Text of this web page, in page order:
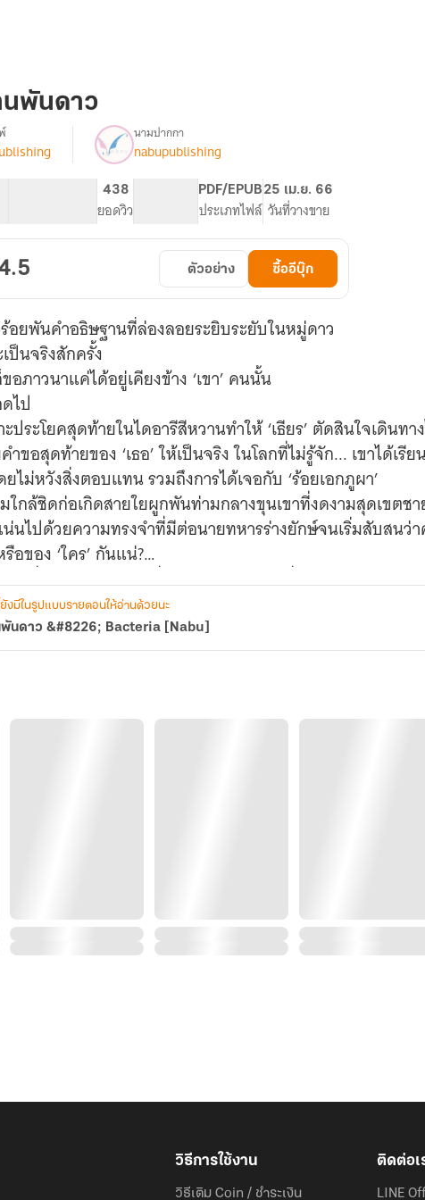
พันดาว
นามปากกา
nabupublishing
438
ยอดวิว
PDF/EPUB
ประเภทไฟล์
25 เม.ย. 66
วันที่วางขาย
ตัวอย่าง ซื้ออีบุ๊ก
อยพันคำอธิษฐานที่ล่องลอยระยิบระยับในหมู่ดาว
ป็นจริงสักครั้ง
อภาวนาแค่ได้อยู่เคียงข้าง ‘เขา’ คนนั้น
ไป
ะประโยคสุดท้ายในไดอารีสีหวานทำให้ ‘เธียร’ ตัดสินใจเดินท
ำขอสุดท้ายของ ‘เธอ’ ให้เป็นจริง ในโลกที่ไม่รู้จัก... เขาได้เ
ยไม่หวังสิ่งตอบแทน รวมถึงการได้เจอกับ ‘ร้อยเอกภูผา’
ใกล้ชิดก่อเกิดสายใยผูกพันท่ามกลางขุนเขาที่งดงามสุดเขตช
นไปด้วยความทรงจำที่มีต่อนายทหารร่างยักษ์จนเริ่มสับสนว่
รือของ ‘ใคร’ กันแน่?
รักที่มีกาลเวลาเป็นเครื่องทดสอบช่างยากที่จะก้าวผ่าน หรือ
ยังมีในรูปแบบรายตอนให้อ่านด้วยนะ
นดาว &#8226; Bacteria [Nabu]
วิธีการใช้งาน
วิธีเติม Coin / ชำระเงิน
ติดต่อเ
LINE